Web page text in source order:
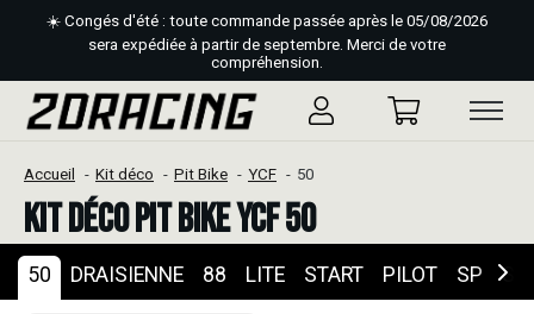
☀️ Congés d'été : toute commande passée après le 05/08/2026
sera expédiée à partir de septembre. Merci de votre
compréhension.
Accueil Kit déco Pit Bike YCF 50
Kit déco Pit Bike YCF 50
50 DRAISIENNE 88 LITE START PILOT SP